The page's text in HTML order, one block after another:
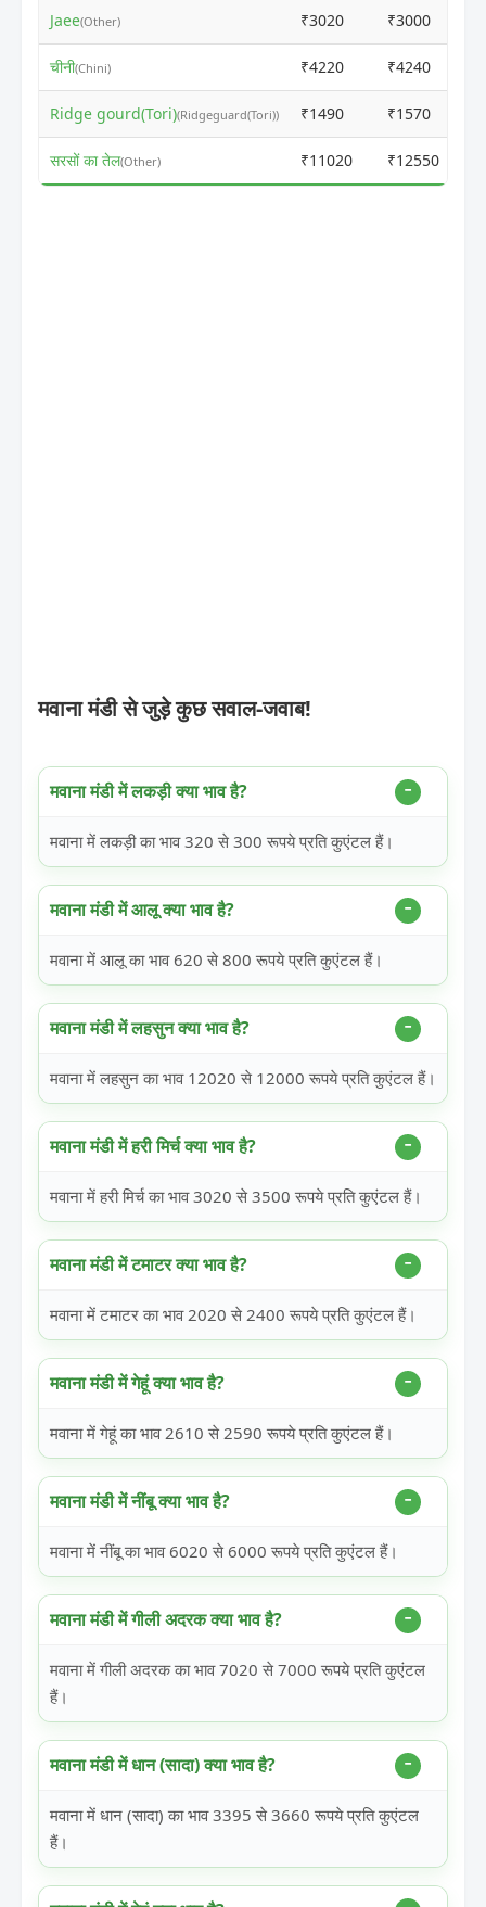
Jaee(Other) ₹3020 ₹3000
चीनी(Chini) ₹4220 ₹4240
Ridge gourd(Tori)(Ridgeguard(Tori)) ₹1490 ₹1570
सरसों का तेल(Other) ₹11020 ₹12550
मवाना मंडी से जुड़े कुछ सवाल-जवाब!
मवाना मंडी में लकड़ी क्या भाव है?
मवाना में लकड़ी का भाव 320 से 300 रूपये प्रति कुएंटल हैं।
मवाना मंडी में आलू क्या भाव है?
मवाना में आलू का भाव 620 से 800 रूपये प्रति कुएंटल हैं।
मवाना मंडी में लहसुन क्या भाव है?
मवाना में लहसुन का भाव 12020 से 12000 रूपये प्रति कुएंटल हैं।
मवाना मंडी में हरी मिर्च क्या भाव है?
मवाना में हरी मिर्च का भाव 3020 से 3500 रूपये प्रति कुएंटल हैं।
मवाना मंडी में टमाटर क्या भाव है?
मवाना में टमाटर का भाव 2020 से 2400 रूपये प्रति कुएंटल हैं।
मवाना मंडी में गेहूं क्या भाव है?
मवाना में गेहूं का भाव 2610 से 2590 रूपये प्रति कुएंटल हैं।
मवाना मंडी में नींबू क्या भाव है?
मवाना में नींबू का भाव 6020 से 6000 रूपये प्रति कुएंटल हैं।
मवाना मंडी में गीली अदरक क्या भाव है?
मवाना में गीली अदरक का भाव 7020 से 7000 रूपये प्रति कुएंटल
हैं।
मवाना मंडी में धान (सादा) क्या भाव है?
मवाना में धान (सादा) का भाव 3395 से 3660 रूपये प्रति कुएंटल
हैं।